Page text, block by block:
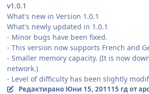
v1.0.1
What's new in Version 1.0.1
What's newly updated in 1.0.1
- Minor bugs have been fixed.
- This version now supports French and
- Smaller memory capacity. (It is now
network.)
- Level of difficulty has been slightly
Редактирано Юни 15, 201115 гдот